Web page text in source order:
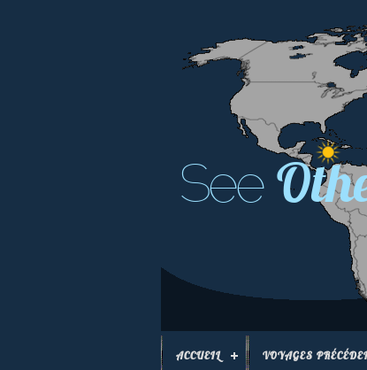
See
ACCUEIL VOYAGES